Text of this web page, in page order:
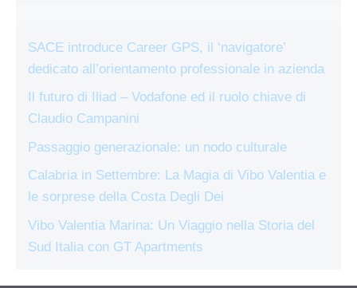
SACE introduce Career GPS, il ‘navigatore’
dedicato all’orientamento professionale in azienda
Il futuro di Iliad – Vodafone ed il ruolo chiave di
Claudio Campanini
Passaggio generazionale: un nodo culturale
Calabria in Settembre: La Magia di Vibo Valentia e
le sorprese della Costa Degli Dei
Vibo Valentia Marina: Un Viaggio nella Storia del
Sud Italia con GT Apartments